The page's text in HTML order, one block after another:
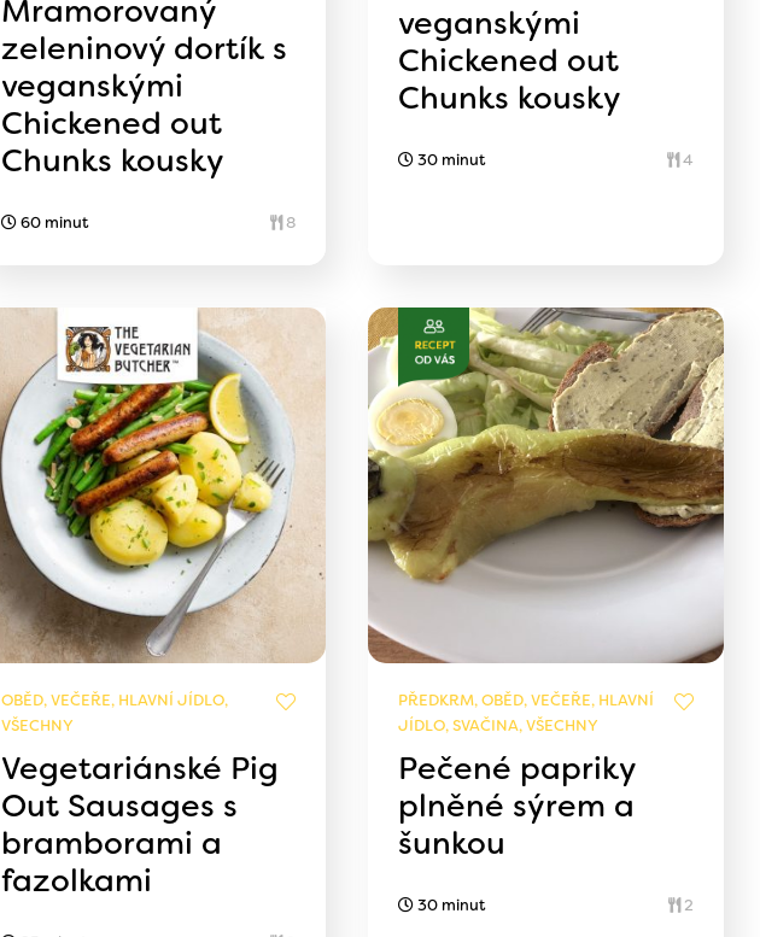
Mramorovaný
zeleninový dortík s
veganskými
Chickened out
Chunks kousky
60 minut 8
veganskými
Chickened out
Chunks kousky
30 minut 4
OBĚD, VEČEŘE, HLAVNÍ JÍDLO,
VŠECHNY
Vegetariánské Pig
Out Sausages s
bramborami a
fazolkami
PŘEDKRM, OBĚD, VEČEŘE, HLAVNÍ
JÍDLO, SVAČINA, VŠECHNY
Pečené papriky
plněné sýrem a
šunkou
30 minut 2